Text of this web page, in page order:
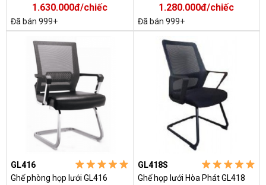
1.630.000đ/chiếc
Đã bán 999+
1.280.000đ/chiếc
Đã bán 999+
GL416
Ghế phòng họp lưới GL416
GL418S
Ghế họp lưới Hòa Phát GL418